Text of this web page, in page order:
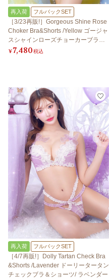
再入荷 フルバックSET
［3/23再販!］Gorgeous Shine Rose
Choker Bra&Shorts /Yellow ゴージャ
スシャインローズチョーカーブラ＆
ショーツ / イエロー
¥7,480税込
再入荷 フルバックSET
［4/7再販!］Dolly Tartan Check Bra
&Shorts /Lavender ドーリータータン
チェックブラ＆ショーツ/ ラベンダー